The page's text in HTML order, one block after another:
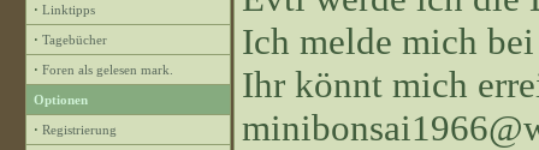
· Linktipps
· Tagebücher
· Foren als gelesen mark.
Optionen
· Registrierung
Ich melde mich
Ihr könnt mich